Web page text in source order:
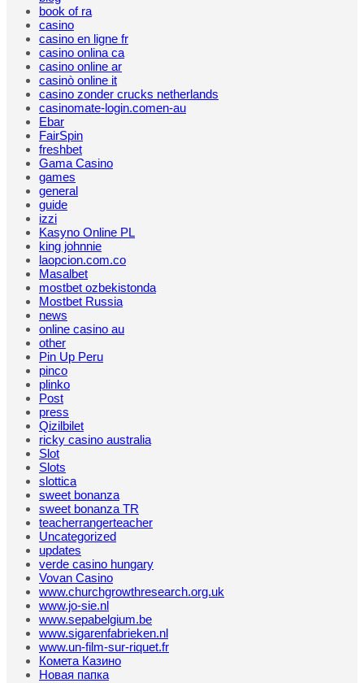
book of ra
casino
casino en ligne fr
casino onlina ca
casino online ar
casinò online it
casino zonder crucks netherlands
casinomate-login.comen-au
Ebar
FairSpin
freshbet
Gama Casino
games
general
guide
izzi
Kasyno Online PL
king johnnie
laopcion.com.co
Masalbet
mostbet ozbekistonda
Mostbet Russia
news
online casino au
other
Pin Up Peru
pinco
plinko
Post
press
Qizilbilet
ricky casino australia
Slot
Slots
slottica
sweet bonanza
sweet bonanza TR
teacherrangerteacher
Uncategorized
updates
verde casino hungary
Vovan Casino
www.churchgrowthresearch.org.uk
www.jo-sie.nl
www.sepabelgium.be
www.sigarenfabrieken.nl
www.un-film-sur-riquet.fr
Комета Казино
Новая папка